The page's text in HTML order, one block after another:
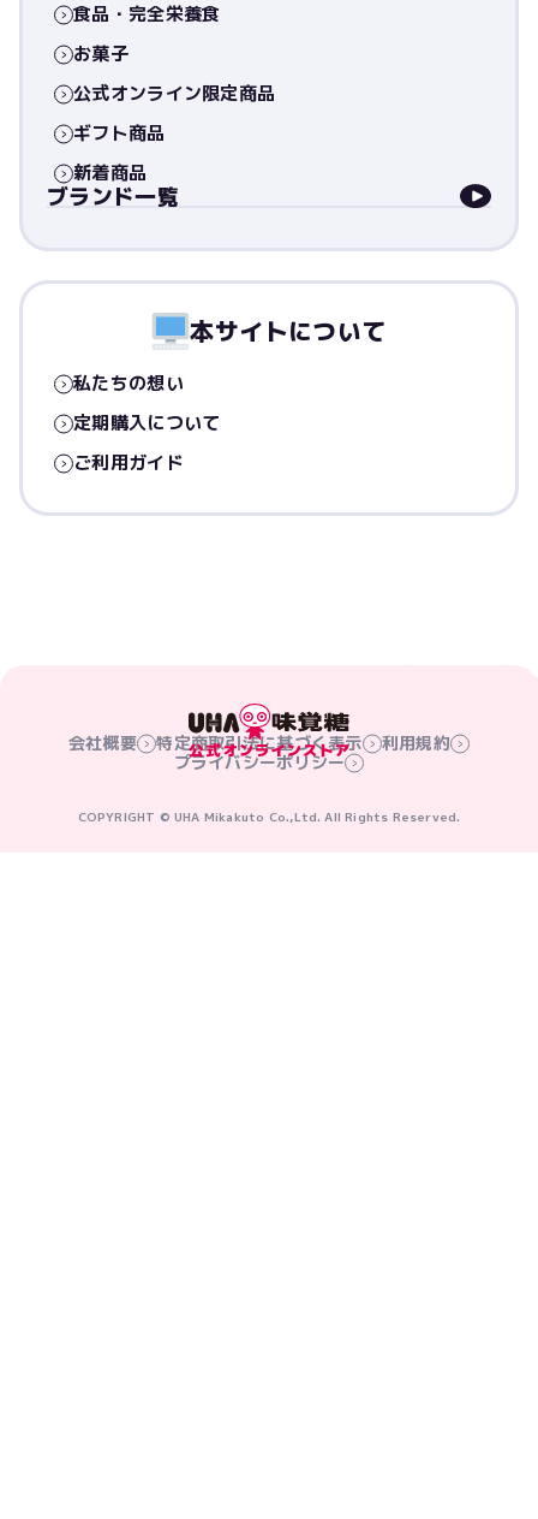
食品・完全栄養食
お菓子
公式オンライン限定商品
ギフト商品
新着商品
ブランド一覧
本サイトについて
私たちの想い
定期購入について
ご利用ガイド
会社概要 特定商取引法に基づく表示
利用規約
プライバシーポリシー
COPYRIGHT © UHA Mikakuto Co.,Ltd. All Rights Reserved.